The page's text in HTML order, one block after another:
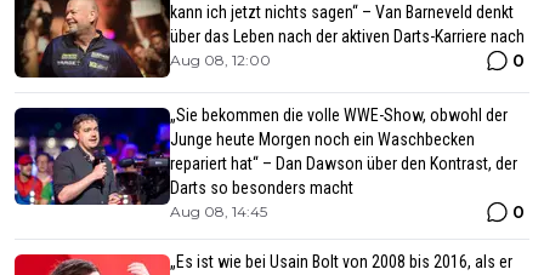
kann ich jetzt nichts sagen“ – Van Barneveld denkt
über das Leben nach der aktiven Darts-Karriere nach
Aug 08, 12:00 0
„Sie bekommen die volle WWE-Show, obwohl der
Junge heute Morgen noch ein Waschbecken
repariert hat“ – Dan Dawson über den Kontrast, der
Darts so besonders macht
Aug 08, 14:45 0
„Es ist wie bei Usain Bolt von 2008 bis 2016, als er